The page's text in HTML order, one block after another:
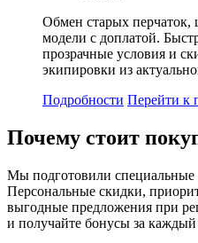
Обмен старых
модели с доплатой.
прозрачные условия и
экипировки из
Подробности Перейти к
Почему стоит
Мы подготовили специальные
Персональные скидки,
выгодные предложения при
и получайте бонусы за каждый